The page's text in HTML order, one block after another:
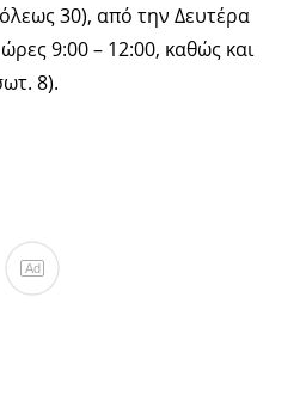
30), από την Δευτέρα
9:00 – 12:00, καθώς και
8).
Ad